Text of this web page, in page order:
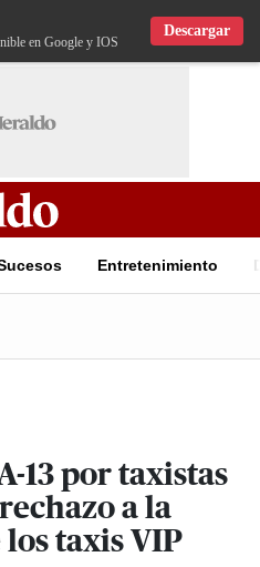
en Google y IOS
Descargar
Entretenimiento
13 por taxistas
a la
taxis VIP